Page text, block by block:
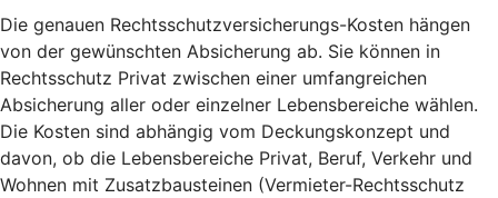
Die genauen Rechtsschutzversicherungs-Kosten hängen
von der gewünschten Absicherung ab. Sie können in
Rechtsschutz Privat zwischen einer umfangreichen
Absicherung aller oder einzelner Lebensbereiche wählen.
Die Kosten sind abhängig vom Deckungskonzept und
davon, ob die Lebensbereiche Privat, Beruf, Verkehr und
Wohnen mit Zusatzbausteinen (Vermieter-Rechtsschutz